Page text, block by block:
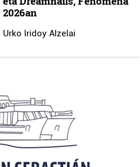
2026an
Urko Iridoy Alzelai